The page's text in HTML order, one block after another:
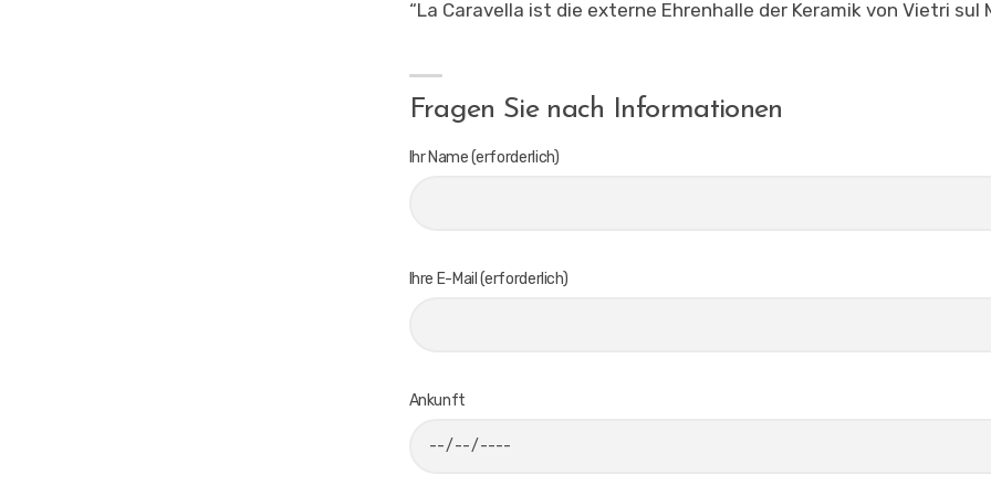
“La Caravella ist die externe Ehrenhalle der Keramik von Vietri sul
Fragen Sie nach Informationen
Ihr Name (erforderlich)
Ihre E-Mail (erforderlich)
Ankunft